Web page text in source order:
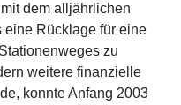
dem alljährlichen
eine Rücklage für eine
zu
weitere finanzielle
konnte Anfang 2003